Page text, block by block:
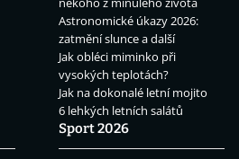
Astronomické úkazy 2026:
zatmění slunce a další
Jak obléci miminko při
vysokých teplotách?
Jak na dokonalé letní mojito
6 lehkých letních salátů
Sport 2026